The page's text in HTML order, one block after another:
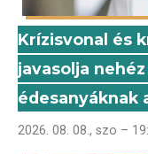
Krízisvonal és
javasolja
édesanyáknak
2026. 08. 08., szo –